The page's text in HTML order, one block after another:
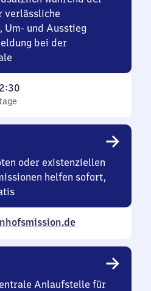
verlässliche
Um- und Ausstieg
bei der
oder existenziellen
helfen sofort,
Anlaufstelle für